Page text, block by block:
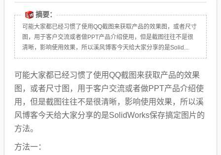
摘要：
可能大家都已经习惯了使用QQ截图来获取产品的效果图，或者尺寸
图，用于客户交流或者做PPT产品介绍使用，但是截图往往不是很
清晰，影响使用效果，所以溪风博客今天给大家分享的是Solid...
可能大家都已经习惯了使用QQ截图来获取产品的效果
图，或者尺寸图，用于客户交流或者做PPT产品介绍使
用，但是截图往往不是很清晰，影响使用效果，所以溪
风博客今天给大家分享的是SolidWorks保存搞定图片的
方法。
方法一：